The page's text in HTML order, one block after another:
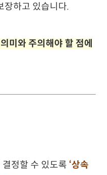
장하고 있습니다.
미와 주의해야 할 점에
정할 수 있도록 ‘상속